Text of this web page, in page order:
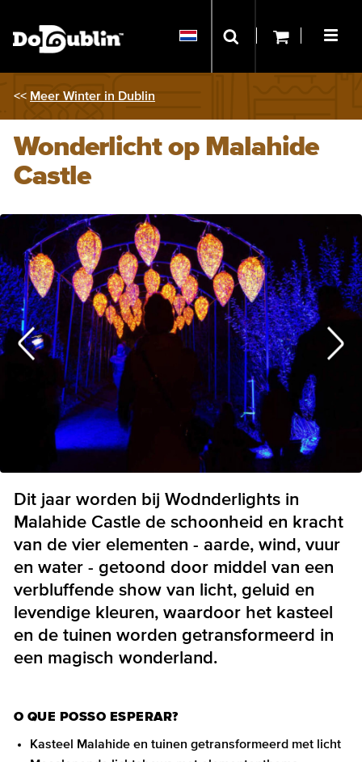
<< Meer Winter in Dublin
Wonderlicht op Malahide
Castle
Dit jaar worden bij Wodnderlights in
Malahide Castle de schoonheid en kracht
van de vier elementen - aarde, wind, vuur
en water - getoond door middel van een
verbluffende show van licht, geluid en
levendige kleuren, waardoor het kasteel
en de tuinen worden getransformeerd in
een magisch wonderland.
O QUE POSSO ESPERAR?
Kasteel Malahide en tuinen getransformeerd met licht